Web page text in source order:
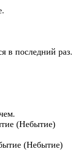
в последний раз.
(Небытие)
(Небытие)